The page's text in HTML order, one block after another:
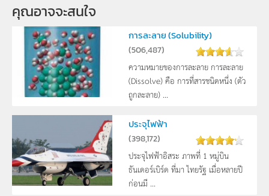
คุณอาจจะสนใจ
การละลาย (Solubility)
(506,487)
ความหมายของการละลาย การละลาย
(Dissolve) คือ การที่สารชนิดหนึ่ง (ตัว
ถูกละลาย) ...
ประจุไฟฟ้า
(398,172)
ประจุไฟฟ้าอิสระ ภาพที่ 1 หมู่บิน
ธันเดอร์เบิร์ด ที่มา ไทยรัฐ เมื่อหลายปี
ก่อนมี ...